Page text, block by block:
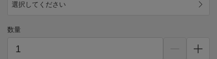
選択してください
数量